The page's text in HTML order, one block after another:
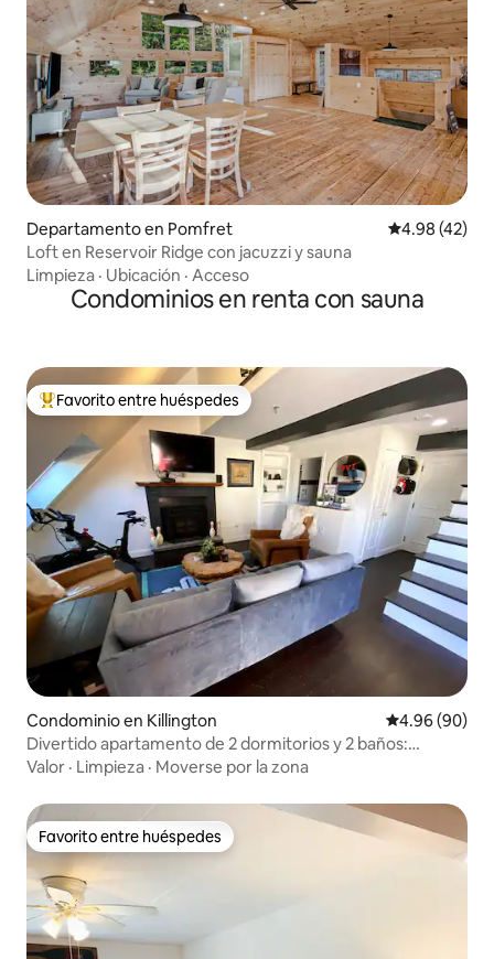
Departamento en Pomfret Calificación
4.98 (42)
Loft en Reservoir Ridge con jacuzzi y sauna
Limpieza · Ubicación · Acceso
Condominios en renta con sauna
De los mejores en Favorito entre huéspedes
Favorito entre huéspedes
Condominio en Killington Calificación
4.96 (90)
Divertido apartamento de 2 dormitorios y 2 baños:
¡piscina, spa y a pie del telesilla!
Valor · Limpieza · Moverse por la zona
Favorito entre huéspedes
Favorito entre huéspedes